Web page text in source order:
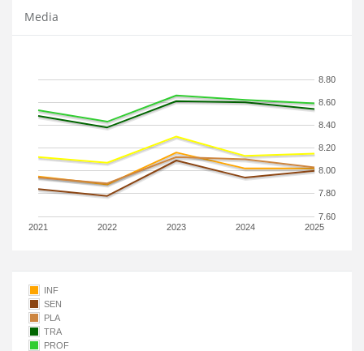
Media
2021 2022 2023 2024 2025
7.60
7.80
8.00
8.20
8.40
8.60
8.80
INF
SEN
PLA
TRA
PROF